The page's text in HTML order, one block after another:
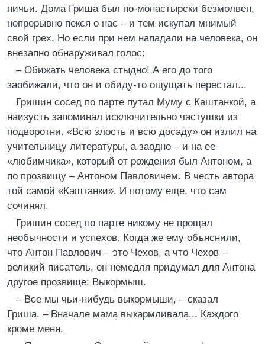
ничьи. Дома Гриша был по-монастырски безмолвен,
непрерывно пекся о нас – и тем искупал мнимый
свой грех. Но если при нем нападали на человека, он
внезапно обнаруживал голос:
– Обижать человека стыдно! А его до того
заобижали, что он и обиду-то ощущать перестал...
Гришин сосед по парте путал Муму с Каштанкой, а
наизусть запоминал исключительно частушки из
подворотни. «Всю злость и всю досаду» он излил на
учительницу литературы, а заодно – и на ее
«любимчика», который от рождения был Антоном, а
по прозвищу – Антоном Павловичем. В честь автора
той самой «Каштанки». И потому еще, что сам
сочинял.
Гришин сосед по парте никому не прощал
необычности и успехов. Когда же ему объяснили,
что Антон Павлович – это Чехов, а что Чехов –
великий писатель, он немедля придумал для Антона
другое прозвище: Выкормыш.
– Все мы чьи-нибудь выкормыши, – сказал
Гриша. – Вначале мама выкармливала... Каждого
кроме меня.